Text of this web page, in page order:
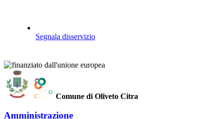
Segnala disservizio
Comune di Oliveto Citra
Amministrazione